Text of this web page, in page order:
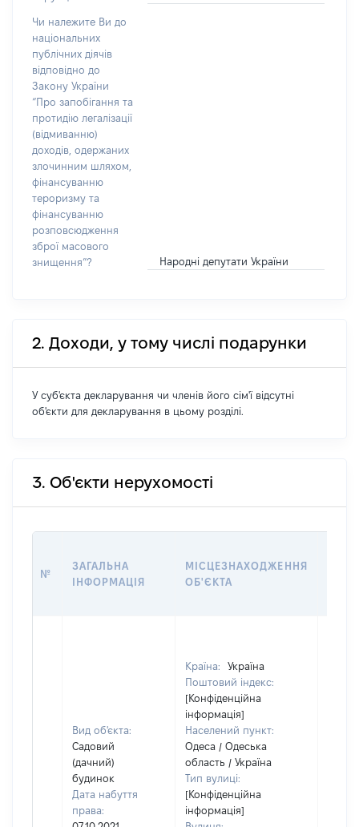
Чи належите Ви до
національних
публічних діячів
відповідно до
Закону України
“Про запобігання та
протидію легалізації
(відмиванню)
доходів, одержаних
злочинним шляхом,
фінансуванню
тероризму та
фінансуванню
розповсюдження
зброї масового
знищення”?
Народні депутати України
2. Доходи, у тому числі подарунки
У суб'єкта декларування чи членів його сім'ї відсутні
об'єкти для декларування в цьому розділі.
3. Об'єкти нерухомості
№
ЗАГАЛЬНА
ІНФОРМАЦІЯ
МІСЦЕЗНАХОДЖЕННЯ
ОБ'ЄКТА
Вид об'єкта:
Садовий
(дачний)
будинок
Дата набуття
права:
Країна:
Україна
Поштовий індекс:
[Конфіденційна
інформація]
Населений пункт:
Одеса / Одеська
область / Україна
Тип вулиці:
[Конфіденційна
інформація]